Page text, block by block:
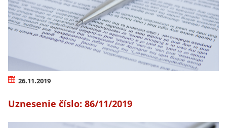
26.11.2019
Uznesenie číslo: 86/11/2019